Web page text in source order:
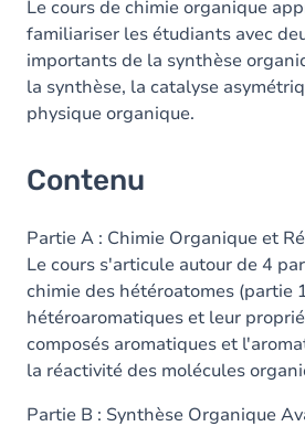
Le cours de chimie organique
familiariser les étudiants avec
importants de la synthèse
la synthèse, la catalyse
physique organique.
Contenu
Partie A : Chimie Organique et
Le cours s'articule autour de 4
chimie des hétéroatomes (partie
hétéroaromatiques et leur
composés aromatiques et
la réactivité des molécules
Partie B : Synthèse Organique